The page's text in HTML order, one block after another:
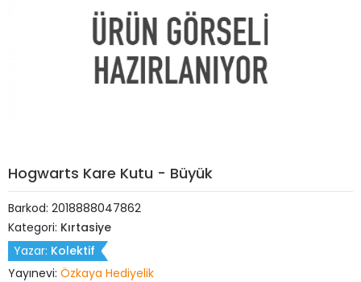
Hogwarts Kare Kutu - Büyük
Barkod: 2018888047862
Kategori: Kırtasiye
Yazar: Kolektif
Yayınevi: Özkaya Hediyelik